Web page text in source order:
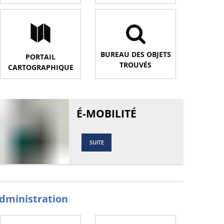
PORTAIL
CARTOGRAPHIQUE
BUREAU DES OBJETS
TROUVÉS
É-MOBILITÉ
SUITE